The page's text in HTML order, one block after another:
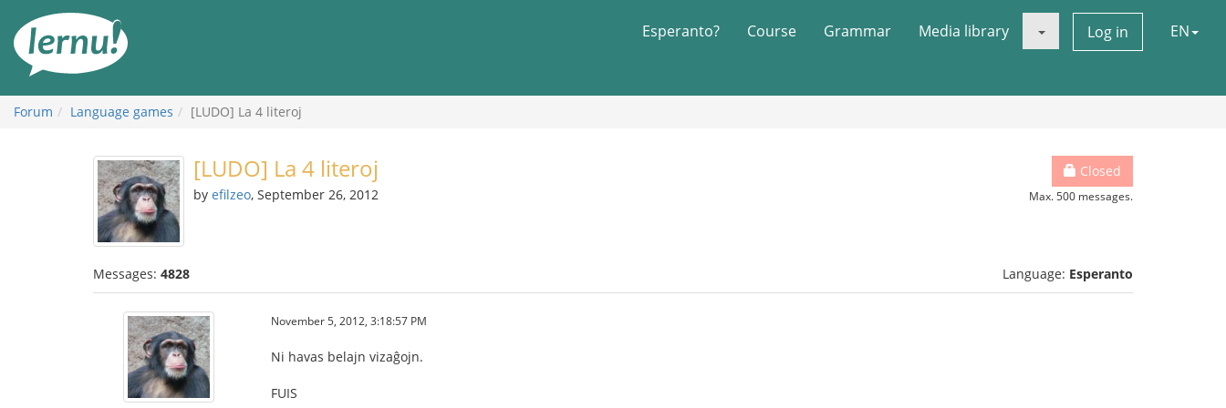
the
content
Esperanto? Course Grammar Media library Log in EN
Forum Language games [LUDO] La 4 literoj
Closed
Max. 500 messages.
[LUDO] La 4 literoj
by efilzeo, September 26, 2012
Messages: 4828 Language: Esperanto
November 5, 2012, 3:18:57 PM
Ni havas belajn vizaĝojn.
FUIS